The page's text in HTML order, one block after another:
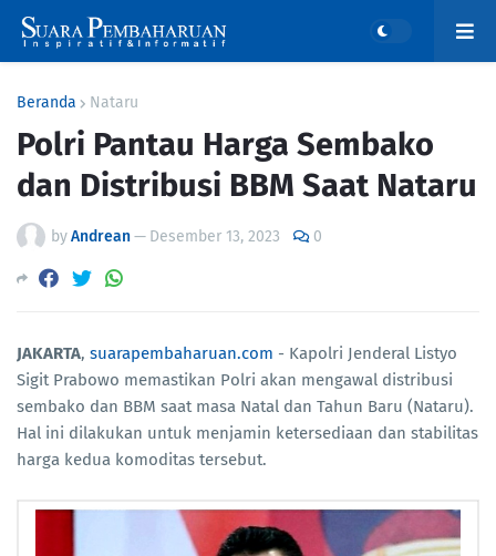
Beranda Nataru
Polri Pantau Harga Sembako
dan Distribusi BBM Saat Nataru
byAndrean— Desember 13, 2023 0
JAKARTA, suarapembaharuan.com - Kapolri Jenderal Listyo
Sigit Prabowo memastikan Polri akan mengawal distribusi
sembako dan BBM saat masa Natal dan Tahun Baru (Nataru).
Hal ini dilakukan untuk menjamin ketersediaan dan stabilitas
harga kedua komoditas tersebut.